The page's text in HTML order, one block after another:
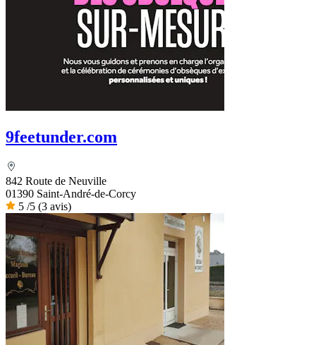
9feetunder.com
842 Route de Neuville
01390 Saint-André-de-Corcy
5 /5 (3 avis)